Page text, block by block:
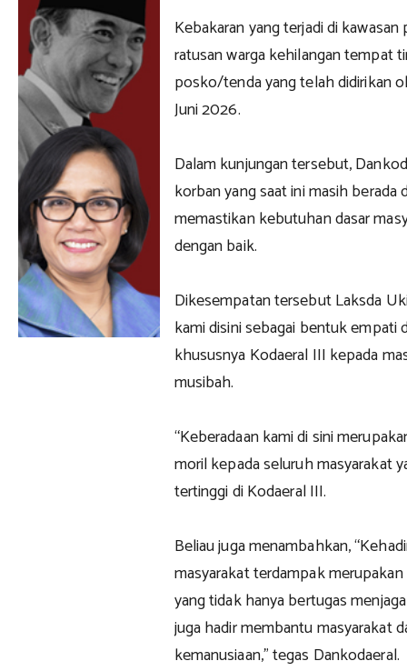
Kebakaran yang terjadi di
ratusan warga kehilangan tempat
posko/tenda yang telah didirikan
Juni 2026.
Dalam kunjungan tersebut,
korban yang saat ini masih
memastikan kebutuhan dasar
dengan baik.
Dikesempatan tersebut Laksda
kami disini sebagai bentuk
khususnya Kodaeral III kepada
musibah.
“Keberadaan kami di sini
moril kepada seluruh masyarakat
tertinggi di Kodaeral III.
Beliau juga menambahkan,
masyarakat terdampak
yang tidak hanya bertugas
juga hadir membantu masyarakat
kemanusiaan,” tegas Dankodaeral.